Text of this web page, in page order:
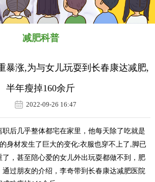
减肥科普
暴涨,为与女儿玩耍到长春康达减肥,
半年瘦掉160余斤
2022-09-26 16:47
后几乎整体都宅在家里， 他每天除了吃就是
身材发生了巨大的变化:衣服也穿不上了 , 脚已
了 ，甚至陪心爱的女儿外出玩耍都做不到，肥
通过朋友的介绍，李奇带到长春康达减肥医院